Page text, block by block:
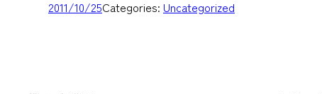
2011/10/25Categories: Uncategorized